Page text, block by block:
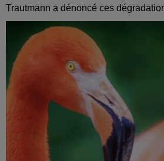
Trautmann a dénoncé ces